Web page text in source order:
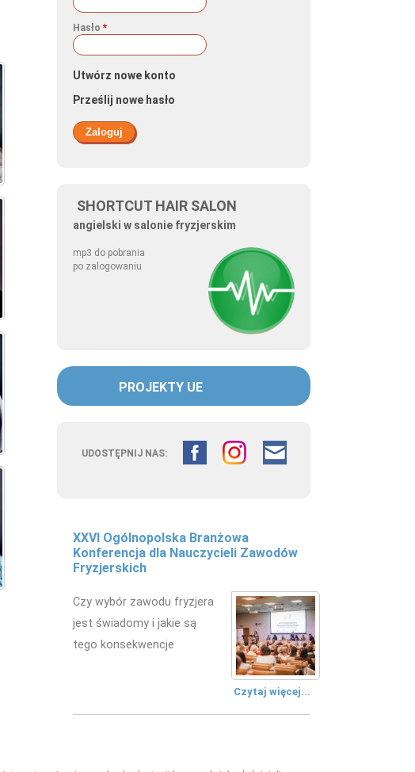
Hasło *
Utwórz nowe konto
Prześlij nowe hasło
SHORTCUT HAIR SALON
angielski w salonie fryzjerskim
mp3 do pobrania
po zalogowaniu
PROJEKTY UE
UDOSTĘPNIJ NAS:
XXVI Ogólnopolska Branżowa
Konferencja dla Nauczycieli Zawodów
Fryzjerskich
Czy wybór zawodu fryzjera
jest świadomy i jakie są
tego konsekwencje
Czytaj więcej...